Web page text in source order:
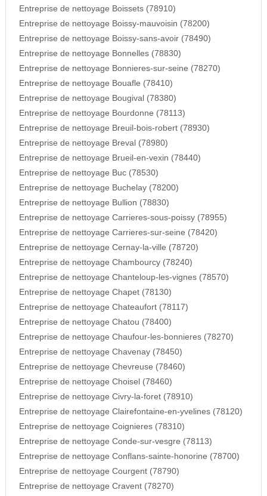
Entreprise de nettoyage Boissets (78910)
Entreprise de nettoyage Boissy-mauvoisin (78200)
Entreprise de nettoyage Boissy-sans-avoir (78490)
Entreprise de nettoyage Bonnelles (78830)
Entreprise de nettoyage Bonnieres-sur-seine (78270)
Entreprise de nettoyage Bouafle (78410)
Entreprise de nettoyage Bougival (78380)
Entreprise de nettoyage Bourdonne (78113)
Entreprise de nettoyage Breuil-bois-robert (78930)
Entreprise de nettoyage Breval (78980)
Entreprise de nettoyage Brueil-en-vexin (78440)
Entreprise de nettoyage Buc (78530)
Entreprise de nettoyage Buchelay (78200)
Entreprise de nettoyage Bullion (78830)
Entreprise de nettoyage Carrieres-sous-poissy (78955)
Entreprise de nettoyage Carrieres-sur-seine (78420)
Entreprise de nettoyage Cernay-la-ville (78720)
Entreprise de nettoyage Chambourcy (78240)
Entreprise de nettoyage Chanteloup-les-vignes (78570)
Entreprise de nettoyage Chapet (78130)
Entreprise de nettoyage Chateaufort (78117)
Entreprise de nettoyage Chatou (78400)
Entreprise de nettoyage Chaufour-les-bonnieres (78270)
Entreprise de nettoyage Chavenay (78450)
Entreprise de nettoyage Chevreuse (78460)
Entreprise de nettoyage Choisel (78460)
Entreprise de nettoyage Civry-la-foret (78910)
Entreprise de nettoyage Clairefontaine-en-yvelines (78120)
Entreprise de nettoyage Coignieres (78310)
Entreprise de nettoyage Conde-sur-vesgre (78113)
Entreprise de nettoyage Conflans-sainte-honorine (78700)
Entreprise de nettoyage Courgent (78790)
Entreprise de nettoyage Cravent (78270)